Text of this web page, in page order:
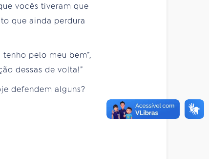
vocês tiveram que
que ainda perdura
pelo meu bem”,
dessas de volta!”
defendem alguns?